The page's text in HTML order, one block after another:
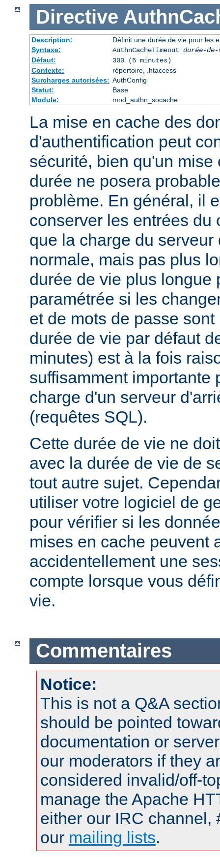
Directive
Description:
Définit une durée de vie pour les
Syntaxe:
AuthnCacheTimeout durée-
Défaut:
300 (5 minutes)
Contexte:
répertoire, .htaccess
Surcharges autorisées: AuthConfig
Statut:
Base
Module:
mod_authn_socache
La mise en cache des
d'authentification peut
sécurité, bien qu'un
durée ne posera
problème. En général, il
conserver les entrées du
que la charge du
normale, mais pas plus
durée de vie plus longue
paramétrée si les
et de mots de passe
durée de vie par défaut
minutes) est à la fois
suffisamment importante
charge d'un serveur
(requêtes SQL).
Cette durée de vie ne
avec la durée de vie de
tout autre sujet.
utiliser votre logiciel de
pour vérifier si les
mises en cache peuvent
accidentellement une
compte lorsque vous
vie.
Commentaires
Notice:
This is not a Q&A
should be pointed
documentation or
our moderators if they
considered invalid/off-
manage the Apache
either our IRC channel,
our mailing lists.